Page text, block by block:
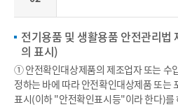
전기용품 및 생활용품 안전관리
의 표시)
① 안전확인대상제품의 제조업자 또는 수
정하는 바에 따라 안전확인대상제품 또는
표시(이하 "안전확인표시등"이라 한다)를